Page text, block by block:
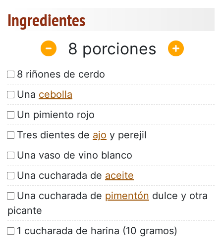
Ingredientes
8
8 riñones de cerdo
Una cebolla
Un pimiento rojo
Tres dientes de ajo y perejil
Una vaso de vino blanco
Una cucharada de aceite
Una cucharada de pimentón dulce y otra
picante
1 cucharada de harina (10 gramos)